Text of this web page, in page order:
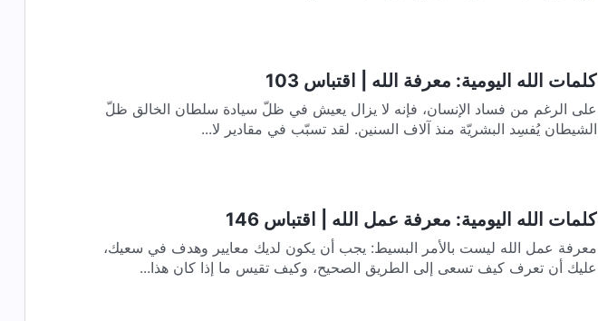
كلمات الله اليومية: معرفة الله | اقتباس 103
على الرغم من فساد الإنسان، فإنه لا يزال يعيش في ظلّ سيادة سلطان الخالق ظلّ
الشيطان يُفسِد البشريّة منذ آلاف السنين. لقد تسبّب في مقادير لا...
كلمات الله اليومية: معرفة عمل الله | اقتباس 146
معرفة عمل الله ليست بالأمر البسيط: يجب أن يكون لديك معايير وهدف في سعيك،
عليك أن تعرف كيف تسعى إلى الطريق الصحيح، وكيف تقيس ما إذا كان هذا...